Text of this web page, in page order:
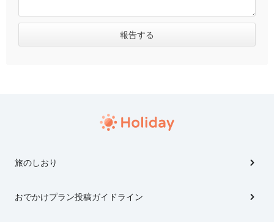
旅のしおり
おでかけプラン投稿ガイドライン